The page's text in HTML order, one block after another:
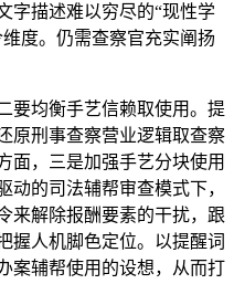
字描述难以穷尽的“现性学
度。仍需查察官充实阐扬
均衡手艺信赖取使用。提
原刑事查察营业逻辑取查察
面，三是加强手艺分块使用
动的司法辅帮审查模式下，
来解除报酬要素的干扰，跟
握人机脚色定位。以提醒词
案辅帮使用的设想，从而打